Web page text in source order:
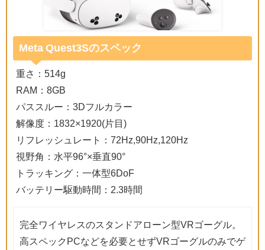
Meta Quest3Sのスペック
重さ：514g
RAM：8GB
パススルー：3Dフルカラー
解像度：1832×1920(片目)
リフレッシュレート：72Hz,90Hz,120Hz
視野角：水平96°×垂直90°
トラッキング：一体型6DoF
バッテリー駆動時間：2.3時間
完全ワイヤレスのスタンドアローン型VRゴーグル。
高スペックPCなどを必要とせずVRゴーグルのみでゲ